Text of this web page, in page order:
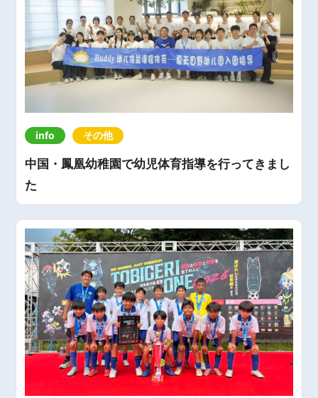
info その他
中国・鳳凰幼稚園で幼児体育指導を行ってきまし
た